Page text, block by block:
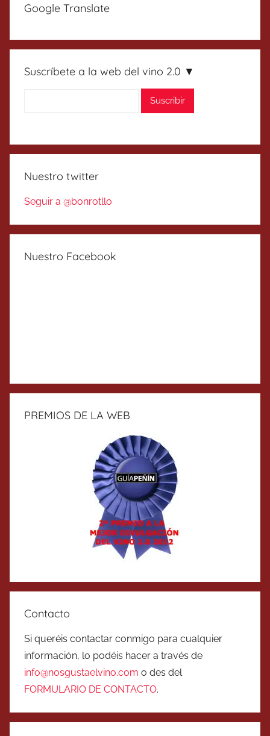
Google Translate
Suscríbete a la web del vino 2.0 ▼
Nuestro twitter
Seguir a @bonrotllo
Nuestro Facebook
PREMIOS DE LA WEB
Contacto
Si queréis contactar conmigo para cualquier
información, lo podéis hacer a través de
info@nosgustaelvino.com o des del
FORMULARIO DE CONTACTO.